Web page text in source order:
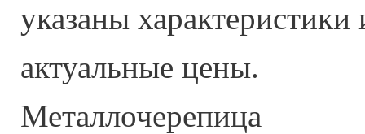
указаны характеристики
актуальные цены.
Металлочерепица